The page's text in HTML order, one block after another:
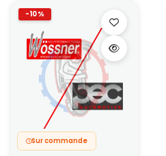
-10%
Sur commande